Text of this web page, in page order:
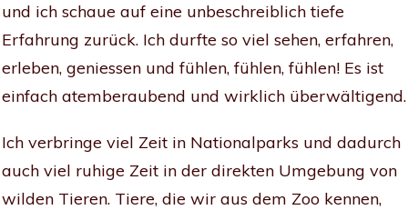
und ich schaue auf eine unbeschreiblich tiefe
Erfahrung zurück. Ich durfte so viel sehen, erfahren,
erleben, geniessen und fühlen, fühlen, fühlen! Es ist
einfach atemberaubend und wirklich überwältigend.
Ich verbringe viel Zeit in Nationalparks und dadurch
auch viel ruhige Zeit in der direkten Umgebung von
wilden Tieren. Tiere, die wir aus dem Zoo kennen,